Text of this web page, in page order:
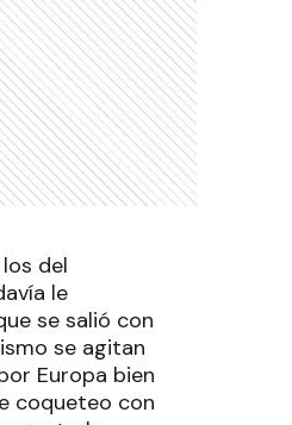
del
le
se salió con
se agitan
Europa bien
coqueteo con